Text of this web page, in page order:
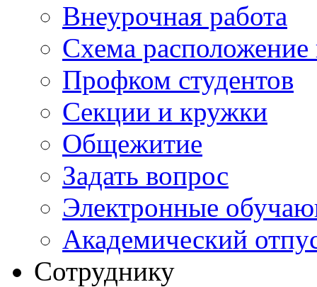
Внеурочная работа
Схема расположение
Профком студентов
Секции и кружки
Общежитие
Задать вопрос
Электронные
Академический
Сотруднику